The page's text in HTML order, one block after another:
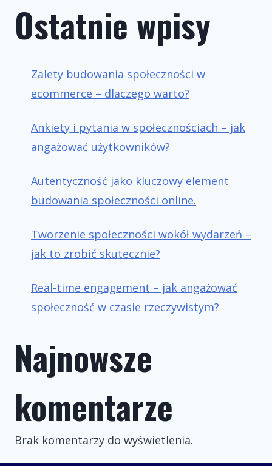
Ostatnie wpisy
Zalety budowania społeczności w
ecommerce – dlaczego warto?
Ankiety i pytania w społecznościach – jak
angażować użytkowników?
Autentyczność jako kluczowy element
budowania społeczności online.
Tworzenie społeczności wokół wydarzeń –
jak to zrobić skutecznie?
Real-time engagement – jak angażować
społeczność w czasie rzeczywistym?
Najnowsze
komentarze
Brak komentarzy do wyświetlenia.